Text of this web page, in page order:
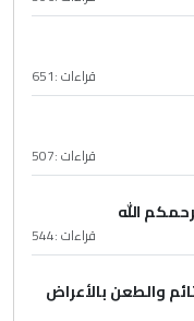
قراءات :651
قراءات :507
الله
قراءات :544
والطعن بالأعراض